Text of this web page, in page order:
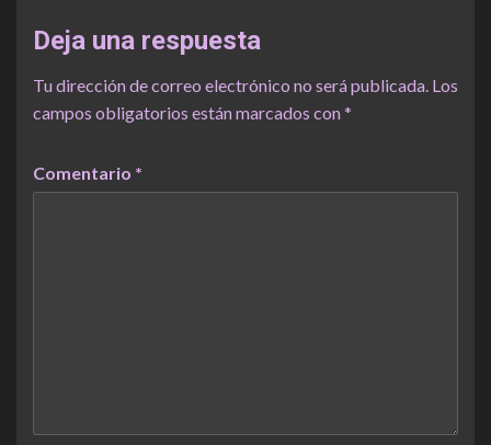
Deja una respuesta
Tu dirección de correo electrónico no será publicada. Los
campos obligatorios están marcados con*
Comentario *